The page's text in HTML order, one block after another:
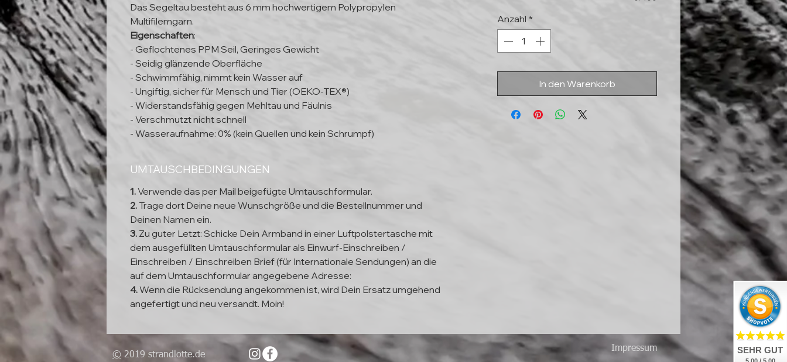
Das Segeltau besteht aus 6 mm hochwertigem Polypropylen
Multifilemgarn.
Eigenschaften:
- Geflochtenes PPM Seil, Geringes Gewicht
- Seidig glänzende Oberfläche
- Schwimmfähig, nimmt kein Wasser auf
- Ungiftig, sicher für Mensch und Tier (OEKO-TEX®)
- Widerstandsfähig gegen Mehltau und Fäulnis
- Verschmutzt nicht schnell
- Wasseraufnahme: 0% (kein Quellen und kein Schrumpf)
UMTAUSCHBEDINGUNGEN
1.Verwende das per Mail beigefügte Umtauschformular.
2. Trage dort Deine neue Wunschgröße und die Bestellnummer und
Deinen Namen ein.
3. Zu guter Letzt: Schicke Dein Armband in einer Luftpolstertasche mit
dem ausgefüllten Umtauschformular als Einwurf-Einschreiben /
Einschreiben / Einschreiben Brief (für Internationale Sendungen) an die
auf dem Umtauschformular angegebene Adresse:
4.Wenn die Rücksendung angekommen ist, wird Dein Ersatz umgehend
angefertigt und neu versandt. Moin!
Anzahl *
In den Warenkorb
© 2019 strandlotte.de
Impressum SEHR GUT